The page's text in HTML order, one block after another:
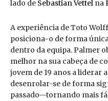
lado de Sebastian Vettel na
A experiência de Toto
posiciona-o de forma
dentro da equipa. Palmer
melhor na sua cabeça de
jovem de 19 anos a liderar
desenrolar-se de forma
passado—tornando mais